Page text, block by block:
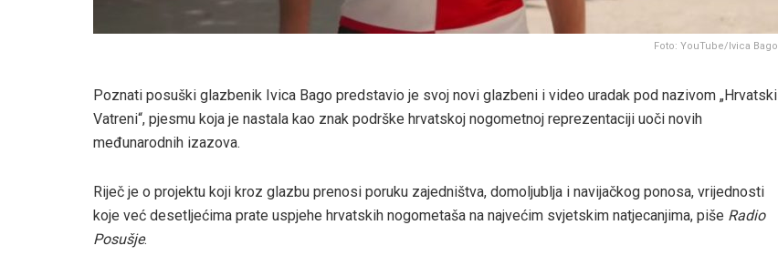
Foto: YouTube/Ivica Bago
Poznati posuški glazbenik Ivica Bago predstavio je svoj novi glazbeni i video uradak pod nazivom „Hrvatski
Vatreni“, pjesmu koja je nastala kao znak podrške hrvatskoj nogometnoj reprezentaciji uoči novih
međunarodnih izazova.
Riječ je o projektu koji kroz glazbu prenosi poruku zajedništva, domoljublja i navijačkog ponosa, vrijednosti
koje već desetljećima prate uspjehe hrvatskih nogometaša na najvećim svjetskim natjecanjima, piše Radio
Posušje.